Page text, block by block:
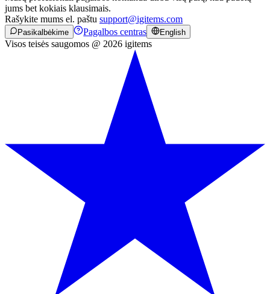
jums bet kokiais klausimais.
Rašykite mums el. paštu support@igitems.com
Pasikalbėkime Pagalbos centras English
Visos teisės saugomos @ 2026 igitems